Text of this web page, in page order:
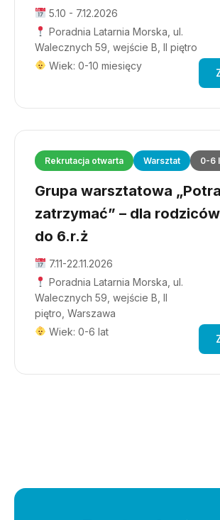
5.10 - 7.12.2026
Poradnia Latarnia Morska, ul.
Walecznych 59, wejście B, II piętro
Wiek: 0-10 miesięcy
Rekrutacja otwarta Warsztat 0-6
Grupa warsztatowa
zatrzymać” – dla
do 6.r.ż
7.11-22.11.2026
Poradnia Latarnia Morska, ul.
Walecznych 59, wejście B, II
piętro, Warszawa
Wiek: 0-6 lat